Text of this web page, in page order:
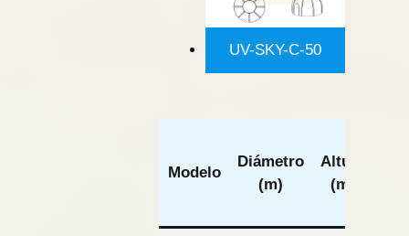
UV-SKY-C-50
Modelo
Diámetro
(m)
Altura
(m)